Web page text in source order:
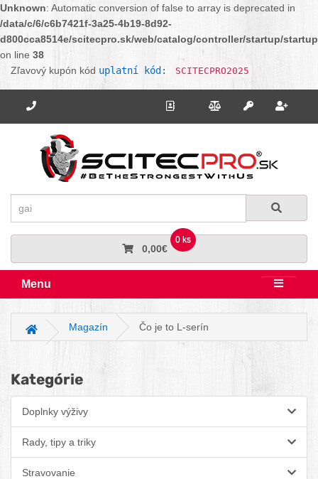
Unknown: Automatic conversion of false to array is deprecated in
/data/c/6/c6b7421f-3a25-4b19-8d92-
d800cca8514e/scitecpro.sk/web/catalog/controller/startup/
on line 38
Zľavový kupón kód uplatní kód: SCITECPRO2025
Potrebujete poradiť? Zavolajte nám. Kontakt Porovnanie
Prihlásiť sa
0 ks
0,00€
Menu
Hlavná stránka
Magazín Čo je to L-serín
Kategórie
Doplnky výživy
Rady, tipy a triky
Stravovanie